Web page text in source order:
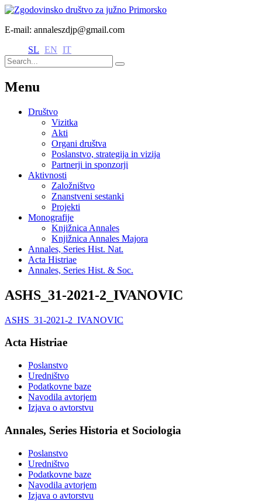
E-mail: annaleszdjp@gmail.com
SL EN IT
Menu
Društvo
Vizitka
Akti
Organi društva
Poslanstvo, strategija in vizija
Partnerji in sponzorji
Aktivnosti
Založništvo
Znanstveni sestanki
Projekti
Monografije
Knjižnica Annales
Knjižnica Annales Majora
Annales, Series Hist. Nat.
Acta Histriae
Annales, Series Hist. & Soc.
ASHS_31-2021-2_IVANOVIC
ASHS_31-2021-2_IVANOVIC
Acta Histriae
Poslanstvo
Uredništvo
Podatkovne baze
Navodila avtorjem
Izjava o avtorstvu
Annales, Series Historia et Sociologia
Poslanstvo
Uredništvo
Podatkovne baze
Navodila avtorjem
Izjava o avtorstvu